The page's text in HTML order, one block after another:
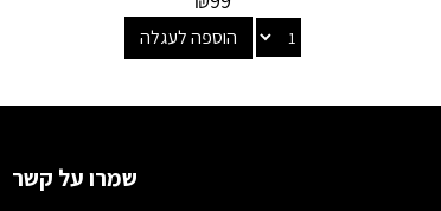
הוספה לעגלה
שמרו על קשר